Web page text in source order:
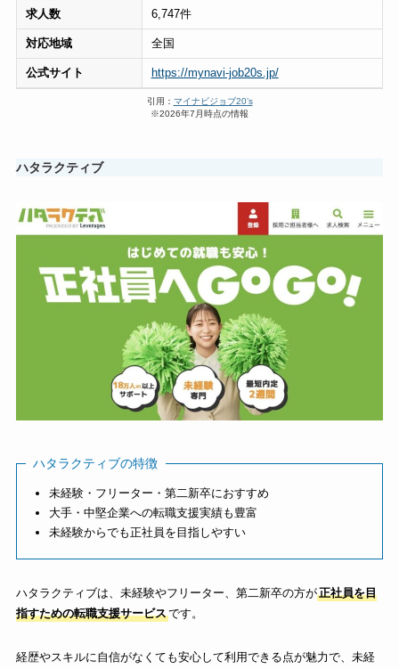
求人数 6,747件
対応地域 全国
公式サイト https://mynavi-job20s.jp/
引用： マイナビジョブ20’s
※2026年7月時点の情報
ハタラクティブ
ハタラクティブの特徴
未経験・フリーター・第二新卒におすすめ
大手・中堅企業への転職支援実績も豊富
未経験からでも正社員を目指しやすい
ハタラクティブは、未経験やフリーター、第二新卒の方が正社員を目
指すための転職支援サービスです。
経歴やスキルに自信がなくても安心して利用できる点が魅力で、未経